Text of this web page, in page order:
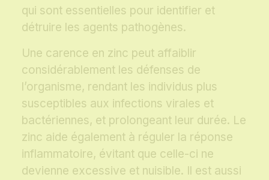
qui sont essentielles pour identifier et
détruire les agents pathogènes.
Une carence en zinc peut affaiblir
considérablement les défenses de
l’organisme, rendant les individus plus
susceptibles aux infections virales et
bactériennes, et prolongeant leur durée. Le
zinc aide également à réguler la réponse
inflammatoire, évitant que celle-ci ne
devienne excessive et nuisible. Il est aussi